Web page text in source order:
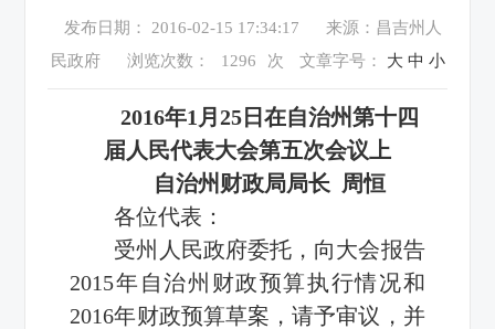
发布日期： 2016-02-15 17:34:17
来源：昌吉州人
民政府
浏览次数： 1296 次 文章字号： 大 中 小
2016年1月25日在自治州第十四
届人民代表大会第五次会议上
自治州财政局局长 周恒
各位代表：
受州人民政府委托，向大会报告
2015年自治州财政预算执行情况和
2016年财政预算草案，请予审议，并